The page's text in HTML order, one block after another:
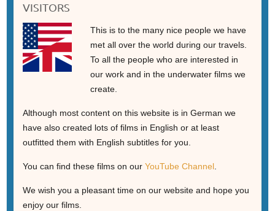
VISITORS
This is to the many nice people we have
met all over the world during our travels.
To all the people who are interested in
our work and in the underwater films we
create.
Although most content on this website is in German we
have also created lots of films in English or at least
outfitted them with English subtitles for you.
You can find these films on our YouTube Channel.
We wish you a pleasant time on our website and hope you
enjoy our films.